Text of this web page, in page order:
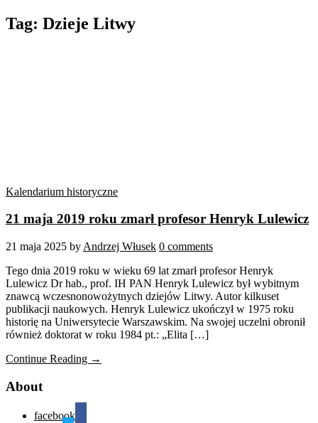
Tag: Dzieje Litwy
Kalendarium historyczne
21 maja 2019 roku zmarł profesor Henryk Lulewicz
21 maja 2025 by Andrzej Włusek 0 comments
Tego dnia 2019 roku w wieku 69 lat zmarł profesor Henryk
Lulewicz Dr hab., prof. IH PAN Henryk Lulewicz był wybitnym
znawcą wczesnonowożytnych dziejów Litwy. Autor kilkuset
publikacji naukowych. Henryk Lulewicz ukończył w 1975 roku
historię na Uniwersytecie Warszawskim. Na swojej uczelni obronił
również doktorat w roku 1984 pt.: „Elita […]
Continue Reading →
About
facebook